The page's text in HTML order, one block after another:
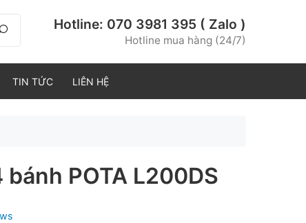
Hotline: 070 3981 395 ( Zalo )
Hotline mua hàng (24/7)
TIN TỨC LIÊN HỆ
POTA L200DS